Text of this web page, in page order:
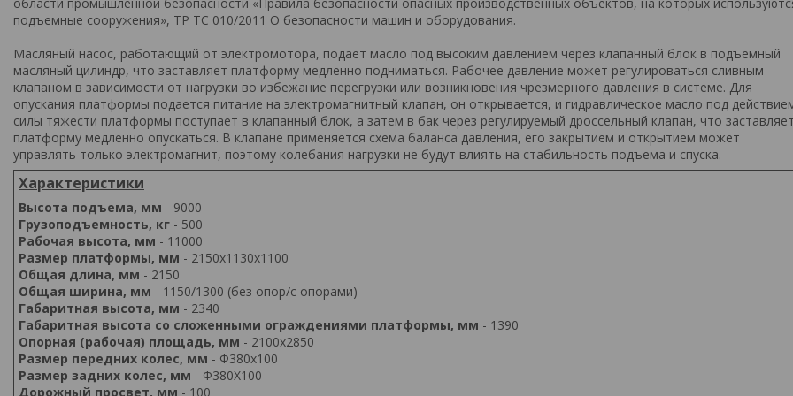
подъемные сооружения», ТР ТС 010/2011 О безопасности машин и оборудования.
Масляный насос, работающий от электромотора, подает масло под высоким давлением через клапанный блок в подъемный
масляный цилиндр, что заставляет платформу медленно подниматься. Рабочее давление может регулироваться сливным
клапаном в зависимости от нагрузки во избежание перегрузки или возникновения чрезмерного давления в системе. Для
опускания платформы подается питание на электромагнитный клапан, он открывается, и гидравлическое масло под
силы тяжести платформы поступает в клапанный блок, а затем в бак через регулируемый дроссельный клапан, что
платформу медленно опускаться. В клапане применяется схема баланса давления, его закрытием и открытием может
управлять только электромагнит, поэтому колебания нагрузки не будут влиять на стабильность подъема и спуска.
Характеристики
Высота подъема, мм - 9000
Грузоподъемность, кг - 500
Рабочая высота, мм - 11000
Размер платформы, мм - 2150х1130x1100
Общая длина, мм - 2150
Общая ширина, мм - 1150/1300 (без опор/с опорами)
Габаритная высота, мм - 2340
Габаритная высота со сложенными ограждениями платформы, мм - 1390
Опорная (рабочая) площадь, мм - 2100х2850
Размер передних колес, мм - Ф380х100
Размер задних колес, мм - Ф380Х100
Дорожный просвет, мм - 100